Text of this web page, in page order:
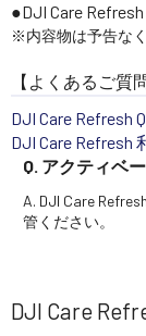
DJI Care Refresh
※内容物は予告な
【よくあるご質
DJI Care Refresh
DJI Care Refresh
Q. アクティベ
A. DJI Care
管ください。
DJI Care